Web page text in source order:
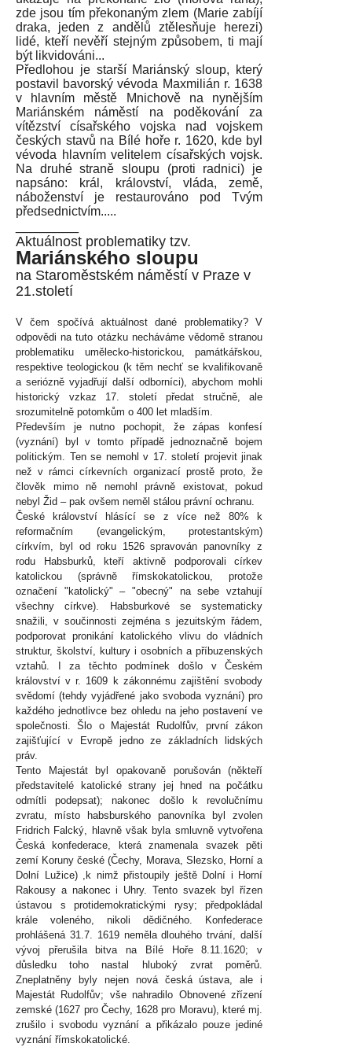
zde jsou tím překonaným zlem (Marie zabíjí
draka, jeden z andělů ztělesňuje herezi)
lidé, kteří nevěří stejným způsobem, ti mají
být likvidováni...
Předlohou je starší Mariánský sloup, který
postavil bavorský vévoda Maxmilián r. 1638
v hlavním městě Mnichově na nynějším
Mariánském náměstí na poděkování za
vítězství císařského vojska nad vojskem
českých stavů na Bílé hoře r. 1620, kde byl
vévoda hlavním velitelem císařských vojsk.
Na druhé straně sloupu (proti radnici) je
napsáno: král, království, vláda, země,
náboženství je restaurováno pod Tvým
předsednictvím.....
Aktuálnost problematiky tzv.
Mariánského sloupu
na Staroměstském náměstí v Praze v
21.století
V čem spočívá aktuálnost dané problematiky? V
odpovědi na tuto otázku necháváme vědomě stranou
problematiku umělecko-historickou, památkářskou,
respektive teologickou (k těm nechť se kvalifikovaně
a seriózně vyjadřují další odborníci), abychom mohli
historický vzkaz 17. století předat stručně, ale
srozumitelně potomkům o 400 let mladším.
Především je nutno pochopit, že zápas konfesí
(vyznání) byl v tomto případě jednoznačně bojem
politickým. Ten se nemohl v 17. století projevit jinak
než v rámci církevních organizací prostě proto, že
člověk mimo ně nemohl právně existovat, pokud
nebyl Žid – pak ovšem neměl stálou právní ochranu.
České království hlásící se z více než 80% k
reformačním (evangelickým, protestantským)
církvím, byl od roku 1526 spravován panovníky z
rodu Habsburků, kteří aktivně podporovali církev
katolickou (správně římskokatolickou, protože
označení "katolický" – "obecný" na sebe vztahují
všechny církve). Habsburkové se systematicky
snažili, v součinnosti zejména s jezuitským řádem,
podporovat pronikání katolického vlivu do vládních
struktur, školství, kultury i osobních a příbuzenských
vztahů. I za těchto podmínek došlo v Českém
království v r. 1609 k zákonnému zajištění svobody
svědomí (tehdy vyjádřené jako svoboda vyznání) pro
každého jednotlivce bez ohledu na jeho postavení ve
společnosti. Šlo o Majestát Rudolfův, první zákon
zajišťující v Evropě jedno ze základních lidských
práv.
Tento Majestát byl opakovaně porušován (někteří
představitelé katolické strany jej hned na počátku
odmítli podepsat); nakonec došlo k revolučnímu
zvratu, místo habsburského panovníka byl zvolen
Fridrich Falcký, hlavně však byla smluvně vytvořena
Česká konfederace, která znamenala svazek pěti
zemí Koruny české (Čechy, Morava, Slezsko, Horní a
Dolní Lužice) ,k nimž přistoupily ještě Dolní i Horní
Rakousy a nakonec i Uhry. Tento svazek byl řízen
ústavou s protidemokratickými rysy; předpokládal
krále voleného, nikoli dědičného. Konfederace
prohlášená 31.7. 1619 neměla dlouhého trvání, další
vývoj přerušila bitva na Bílé Hoře 8.11.1620; v
důsledku toho nastal hluboký zvrat poměrů.
Zneplatněny byly nejen nová česká ústava, ale i
Majestát Rudolfův; vše nahradilo Obnovené zřízení
zemské (1627 pro Čechy, 1628 pro Moravu), které mj.
zrušilo i svobodu vyznání a přikázalo pouze jediné
vyznání římskokatolické.